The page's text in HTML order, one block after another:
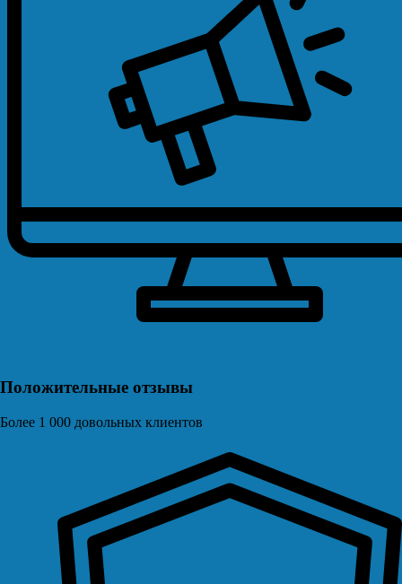
Положительные отзывы
Более 1 000 довольных клиентов